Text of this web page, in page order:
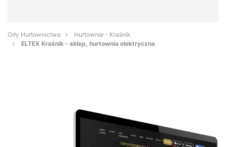
Orły Hurtownictwa
Hurtownie - Kraśnik
ELTEX Kraśnik - sklep, hurtownia elektryczna